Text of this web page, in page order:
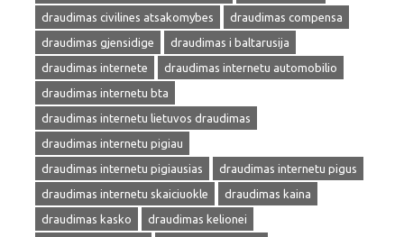
draudimas civilines atsakomybes
draudimas compensa
draudimas gjensidige
draudimas i baltarusija
draudimas internete
draudimas internetu automobilio
draudimas internetu bta
draudimas internetu lietuvos draudimas
draudimas internetu pigiau
draudimas internetu pigiausias
draudimas internetu pigus
draudimas internetu skaiciuokle
draudimas kaina
draudimas kasko
draudimas kelionei